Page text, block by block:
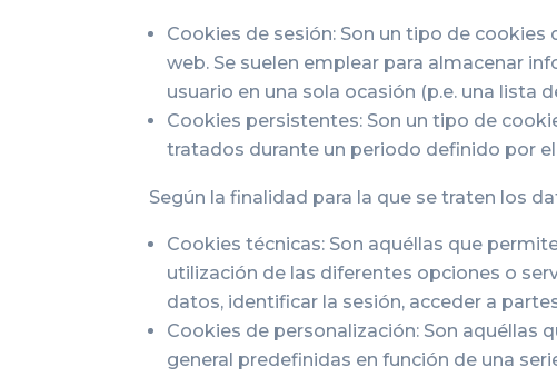
Cookies de sesión: Son un tipo de
web. Se suelen emplear para almacenar
usuario en una sola ocasión (p.e. una lista
Cookies persistentes: Son un tipo de
tratados durante un periodo definido por
Según la finalidad para la que se traten los
Cookies técnicas: Son aquéllas que
utilización de las diferentes opciones o
datos, identificar la sesión, acceder a
Cookies de personalización: Son aquéllas
general predefinidas en función de una